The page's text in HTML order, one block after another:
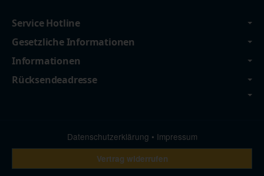
Service Hotline
Gesetzliche Informationen
Informationen
Rücksendeadresse
Datenschutzerklärung • Impressum
Vertrag widerrufen